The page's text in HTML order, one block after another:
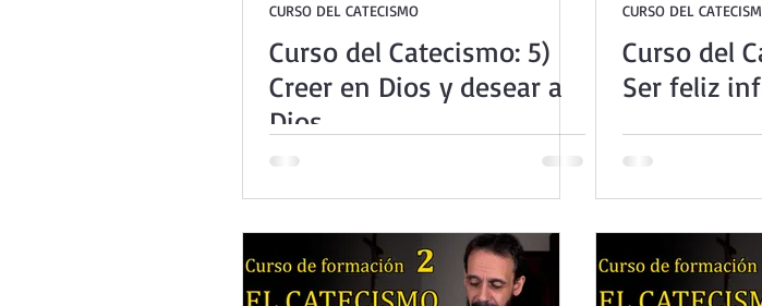
Textos selectos de espiritualidad La vida espiritual en frases
Taller de oración con los Salmos
Meditaciones Semana Santa 2023 Semana Santa 2025
Vídeos de familia Evangelio Dominical. Año B Evangelio
CURSO DEL CATECISMO
Curso del Catecismo: 5)
Creer en Dios y desear a
Dios.
CURSO DEL
Curso del
Ser feliz